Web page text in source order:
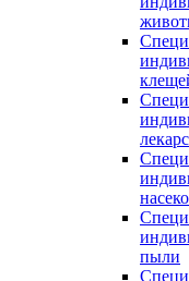
пыли